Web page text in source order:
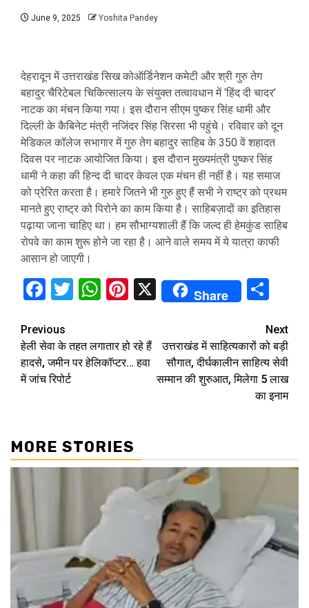
June 9, 2025 Yoshita Pandey
देहरादून में उत्तराखंड सिख कोऑर्डिनेशन कमेटी और श्री गुरु तेग
बहादुर चैरिटेबल चिकित्सालय के संयुक्त तत्वावधान में ‘हिंद दी चादर’
नाटक का मंचन किया गया। इस दौरान सीएम पुष्कर सिंह धामी और
दिल्ली के कैबिनेट मंत्री नजिंदर सिंह सिरसा भी पहुंचे। रविवार को दून
मेडिकल कॉलेज सभागार में गुरु तेग बहादुर साहिब के 350 वें शहादत
दिवस पर नाटक आयोजित किया। इस दौरान मुख्यमंत्री पुष्कर सिंह
धामी ने कहा की हिन्द दी चादर केवल एक मंचन ही नहीं है। यह समाज
को प्रेरित करता है। हमारे जितने भी गुरु हुए हैं सभी ने राष्ट्र को प्रथम
मानते हुए राष्ट्र को पिरोने का काम किया है। साहिबज़ादों का इतिहास
पढ़ाया जाना चाहिए था। हम सौभाग्यशाली हैं कि जल्द ही हेमकुंड साहिब
रोपवे का काम शुरू होने जा रहा है। आने वाले समय में ये यात्रा काफी
आसान हो जाएगी।
Facebook
Twitter
WhatsApp
Pinterest
X Share
Continue
Reading
Previous
हेली सेवा के तहत लगातार हो रहे हैं
हादसे, जमीन पर हेलिकॉप्टर… हवा
में जांच रिपोर्ट
Next
उत्तराखंड में साहित्यकारों को बड़ी
सौगात, दीर्घकालीन साहित्य सेवी
सम्मान की शुरुआत, मिलेगा 5 लाख
का इनाम
MORE STORIES